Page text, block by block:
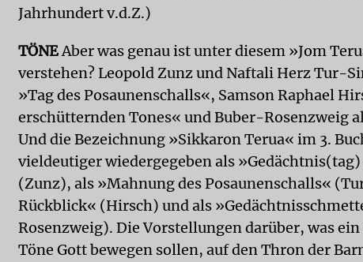
Jahrhundert v.d.Z.)
TÖNEAber was genau ist unter diesem »Jom
verstehen? Leopold Zunz und Naftali Herz Tur-
»Tag des Posaunenschalls«, Samson Raphael
erschütternden Tones« und Buber-Rosenzweig
Und die Bezeichnung »Sikkaron Terua« im 3.
vieldeutiger wiedergegeben als
(Zunz), als »Mahnung des Posaunenschalls«
Rückblick« (Hirsch) und als
Rosenzweig). Die Vorstellungen darüber, was
Töne Gott bewegen sollen, auf den Thron der